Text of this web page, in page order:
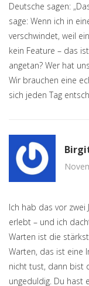
Deutsche sagen:
sage: Wenn ich in
verschwindet, weil
kein Feature – das
angetan? Wer hat
Wir brauchen eine
sich jeden Tag
Ich hab das vor
erlebt – und ich
Warten ist die
Warten, das ist eine
nicht tust, dann bist
ungeduldig. Du hast